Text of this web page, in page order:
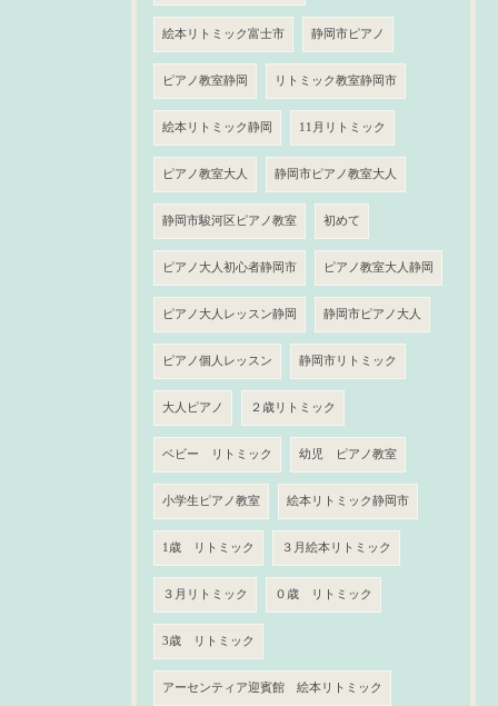
絵本リトミック富士市 静岡市ピアノ
ピアノ教室静岡 リトミック教室静岡市
絵本リトミック静岡 11月リトミック
ピアノ教室大人 静岡市ピアノ教室大人
静岡市駿河区ピアノ教室 初めて
ピアノ大人初心者静岡市 ピアノ教室大人静岡
ピアノ大人レッスン静岡 静岡市ピアノ大人
ピアノ個人レッスン 静岡市リトミック
大人ピアノ ２歳リトミック
ベビー リトミック 幼児 ピアノ教室
小学生ピアノ教室 絵本リトミック静岡市
1歳 リトミック ３月絵本リトミック
３月リトミック ０歳 リトミック
3歳 リトミック
アーセンティア迎賓館 絵本リトミック